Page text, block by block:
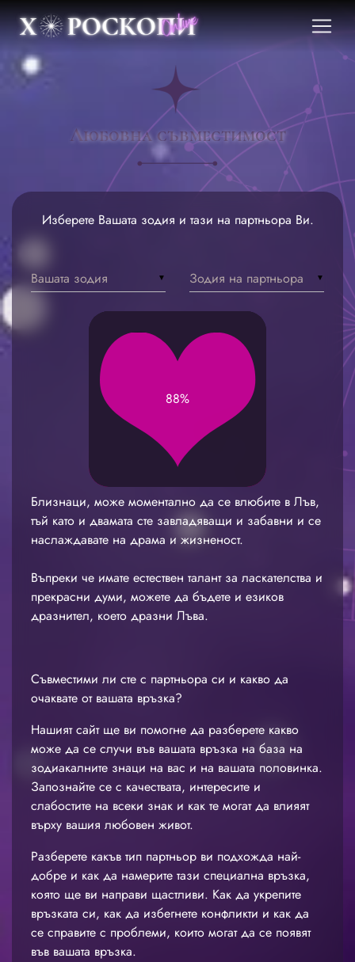
Любовна съвместимост
Изберете Вашата зодия и тази на партньора Ви.
▼
Вашата зодия ▼
Зодия на партньора
88%
Близнаци, може моментално да се влюбите в Лъв,
тъй като и двамата сте завладяващи и забавни и се
наслаждавате на драма и жизненост.
Въпреки че имате естествен талант за ласкателства и
прекрасни думи, можете да бъдете и езиков
дразнител, което дразни Лъва.
Съвместими ли сте с партньора си и какво да
очаквате от вашата връзка?
Нашият сайт ще ви помогне да разберете какво
може да се случи във вашата връзка на база на
зодиакалните знаци на вас и на вашата половинка.
Запознайте се с качествата, интересите и
слабостите на всеки знак и как те могат да влияят
върху вашия любовен живот.
Разберете какъв тип партньор ви подхожда най-
добре и как да намерите тази специална връзка,
която ще ви направи щастливи. Как да укрепите
връзката си, как да избегнете конфликти и как да
се справите с проблеми, които могат да се появят
във вашата връзка.